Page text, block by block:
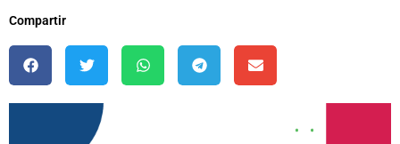
Compartir